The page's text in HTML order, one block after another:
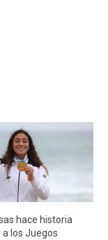
hace historia
los Juegos